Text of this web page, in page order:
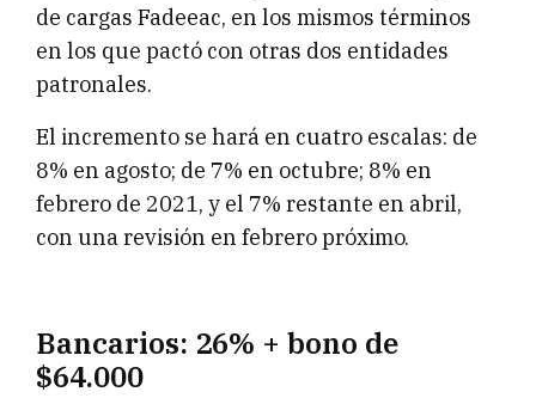
de cargas Fadeeac, en los mismos términos
en los que pactó con otras dos entidades
patronales.
El incremento se hará en cuatro escalas: de
8% en agosto; de 7% en octubre; 8% en
febrero de 2021, y el 7% restante en abril,
con una revisión en febrero próximo.
Bancarios: 26% + bono de
$64.000